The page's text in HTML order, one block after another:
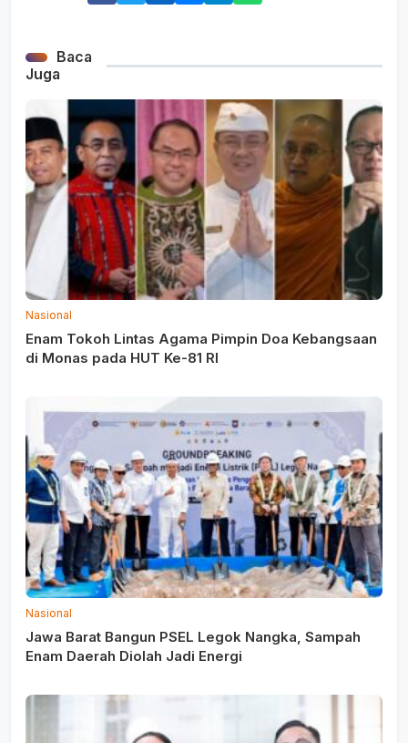
Baca
Juga
Nasional
Enam Tokoh Lintas Agama Pimpin Doa Kebangsaan
di Monas pada HUT Ke-81 RI
Nasional
Jawa Barat Bangun PSEL Legok Nangka, Sampah
Enam Daerah Diolah Jadi Energi